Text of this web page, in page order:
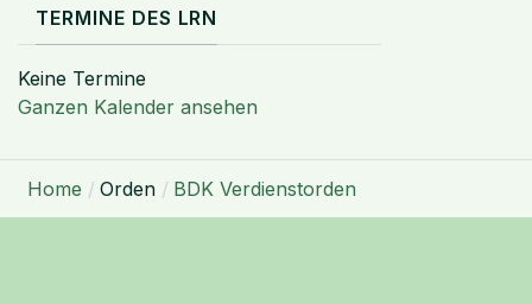
TERMINE DES LRN
Keine Termine
Ganzen Kalender ansehen
Home Orden BDK Verdienstorden